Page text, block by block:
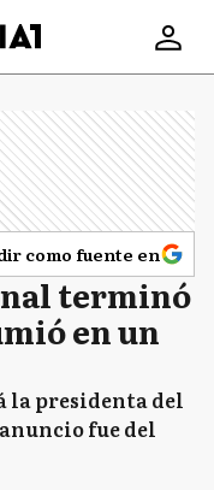
como fuente en
terminó
en un
la presidenta del
fue del